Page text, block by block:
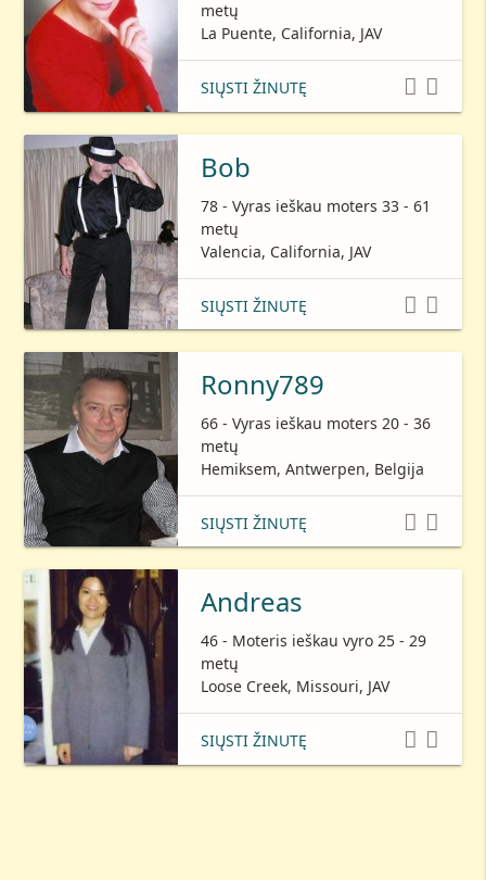
metų
La Puente, California, JAV
SIŲSTI ŽINUTĘ  
Bob
78 - Vyras ieškau moters 33 - 61
metų
Valencia, California, JAV
SIŲSTI ŽINUTĘ  
Ronny789
66 - Vyras ieškau moters 20 - 36
metų
Hemiksem, Antwerpen, Belgija
SIŲSTI ŽINUTĘ  
Andreas
46 - Moteris ieškau vyro 25 - 29
metų
Loose Creek, Missouri, JAV
SIŲSTI ŽINUTĘ  